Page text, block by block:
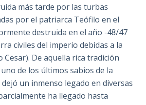
más tarde por las turbas
por el patriarca Teófilo en el
destruida en el año -48/47
civiles del imperio debidas a la
Cesar). De aquella rica tradición
de los últimos sabios de la
un inmenso legado en diversas
ha llegado hasta